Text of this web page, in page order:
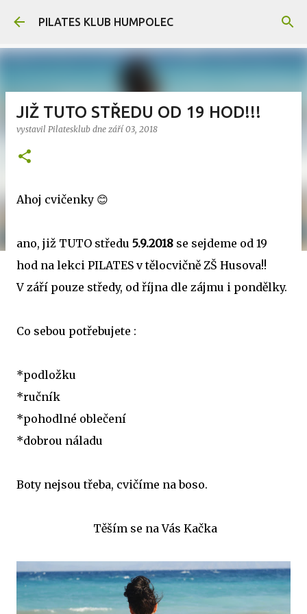
Přeskočit na hlavní obsah
PILATES KLUB HUMPOLEC
JIŽ TUTO STŘEDU OD 19 HOD!!!
vystavil Pilatesklub dne září 03, 2018
Ahoj cvičenky 😊
ano, již TUTO středu 5.9.2018 se sejdeme od 19
hod na lekci PILATES v tělocvičně ZŠ Husova!!
V září pouze středy, od října dle zájmu i pondělky.
Co sebou potřebujete :
*podložku
*ručník
*pohodlné oblečení
*dobrou náladu
Boty nejsou třeba, cvičíme na boso.
Těším se na Vás Kačka